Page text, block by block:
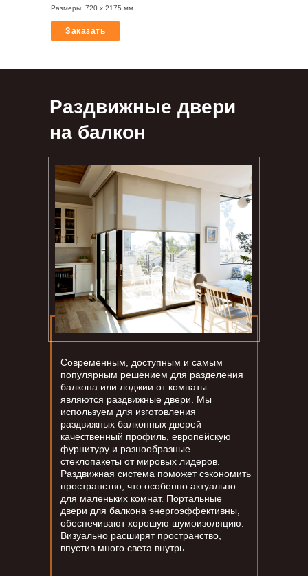
Размеры: 720 х 2175 мм
Заказать
Раздвижные двери
на балкон
Современным, доступным и самым
популярным решением для разделения
балкона или лоджии от комнаты
являются раздвижные двери. Мы
используем для изготовления
раздвижных балконных дверей
качественный профиль, европейскую
фурнитуру и разнообразные
стеклопакеты от мировых лидеров.
Раздвижная система поможет сэкономить
пространство, что особенно актуально
для маленьких комнат. Портальные
двери для балкона энергоэффективны,
обеспечивают хорошую шумоизоляцию.
Визуально расширят пространство,
впустив много света внутрь.
Липецк
Товары и услуги для вашего дома с